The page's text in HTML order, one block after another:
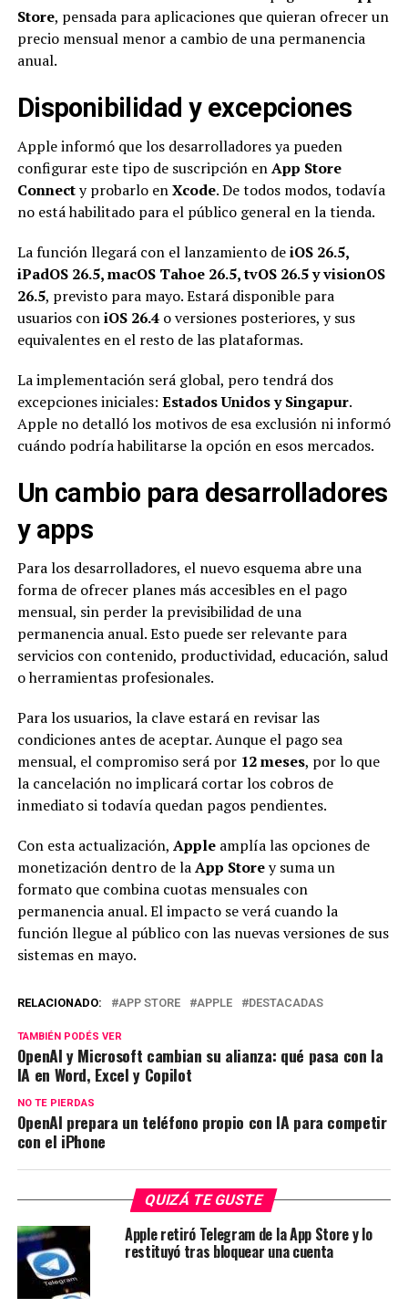
Store, pensada para aplicaciones que quieran ofrecer un
precio mensual menor a cambio de una permanencia
anual.
Disponibilidad y excepciones
Apple informó que los desarrolladores ya pueden
configurar este tipo de suscripción enApp Store
Connecty probarlo enXcode. De todos modos, todavía
no está habilitado para el público general en la tienda.
La función llegará con el lanzamiento deiOS 26.5,
iPadOS 26.5, macOS Tahoe 26.5, tvOS 26.5 y visionOS
26.5, previsto para mayo. Estará disponible para
usuarios coniOS 26.4o versiones posteriores, y sus
equivalentes en el resto de las plataformas.
La implementación será global, pero tendrá dos
excepciones iniciales: Estados Unidos y Singapur.
Apple no detalló los motivos de esa exclusión ni informó
cuándo podría habilitarse la opción en esos mercados.
Un cambio para desarrolladores
y apps
Para los desarrolladores, el nuevo esquema abre una
forma de ofrecer planes más accesibles en el pago
mensual, sin perder la previsibilidad de una
permanencia anual. Esto puede ser relevante para
servicios con contenido, productividad, educación, salud
o herramientas profesionales.
Para los usuarios, la clave estará en revisar las
condiciones antes de aceptar. Aunque el pago sea
mensual, el compromiso será por 12 meses, por lo que
la cancelación no implicará cortar los cobros de
inmediato si todavía quedan pagos pendientes.
Con esta actualización, Appleamplía las opciones de
monetización dentro de laApp Storey suma un
formato que combina cuotas mensuales con
permanencia anual. El impacto se verá cuando la
función llegue al público con las nuevas versiones de sus
sistemas en mayo.
RELACIONADO: APP STORE APPLE DESTACADAS
TAMBIÉN PODÉS VER
OpenAI y Microsoft cambian su alianza: qué pasa con la
IA en Word, Excel y Copilot
NO TE PIERDAS
OpenAI prepara un teléfono propio con IA para competir
con el iPhone
QUIZÁ TE GUSTE
Apple retiró Telegram de la App Store y lo
restituyó tras bloquear una cuenta